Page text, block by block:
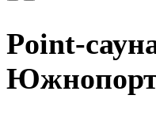
Point-